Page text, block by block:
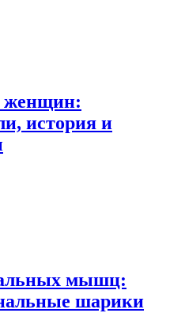
женщин:
история и
мышц:
шарики